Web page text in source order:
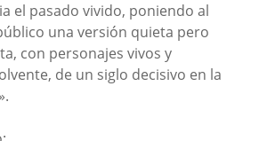
el pasado vivido, poniendo al
una versión quieta pero
con personajes vivos y
de un siglo decisivo en la